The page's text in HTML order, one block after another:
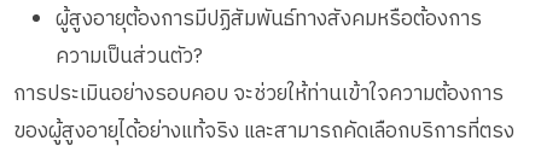
ผู้สูงอายุต้องการมีปฏิสัมพันธ์ทางสังคมหรือต้องการ
ความเป็นส่วนตัว?
การประเมินอย่างรอบคอบ จะช่วยให้ท่านเข้าใจความต้องการ
ของผู้สูงอายุได้อย่างแท้จริง และสามารถคัดเลือกบริการที่ตรง